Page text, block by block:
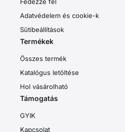
Adatvédelem és cookie-k
Sütibeállítások
Termékek
Összes termék
Katalógus letöltése
Hol vásárolható
Támogatás
GYIK
Kapcsolat